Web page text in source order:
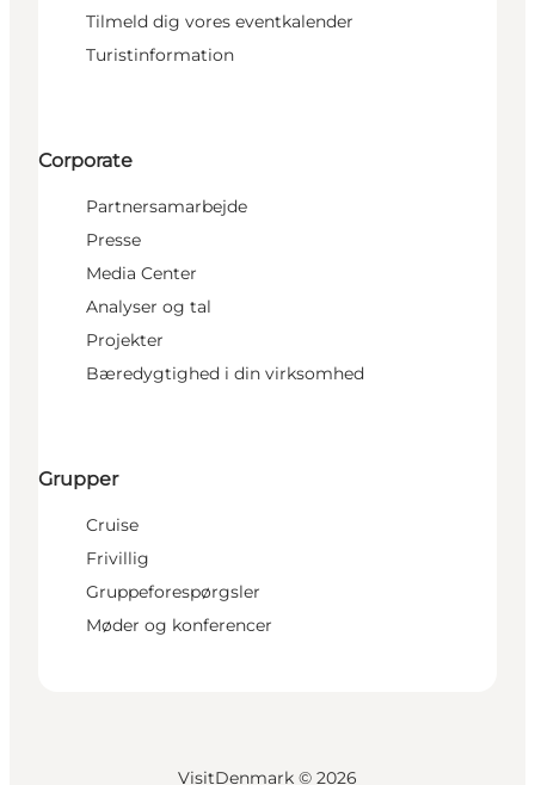
Tilmeld dig vores eventkalender
Turistinformation
Corporate
Partnersamarbejde
Presse
Media Center
Analyser og tal
Projekter
Bæredygtighed i din virksomhed
Grupper
Cruise
Frivillig
Gruppeforespørgsler
Møder og konferencer
VisitDenmark © 2026